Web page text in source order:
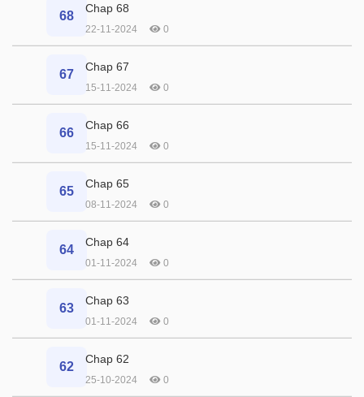
68
Chap 68
22-11-2024 0
67
Chap 67
15-11-2024 0
66
Chap 66
15-11-2024 0
65
Chap 65
08-11-2024 0
64
Chap 64
01-11-2024 0
63
Chap 63
01-11-2024 0
62
Chap 62
25-10-2024 0